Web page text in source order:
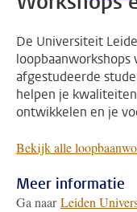
De Universiteit
afgestudeerde
helpen je
ontwikkelen en je
Bekijk alle
Meer informatie
Ga naarLeiden